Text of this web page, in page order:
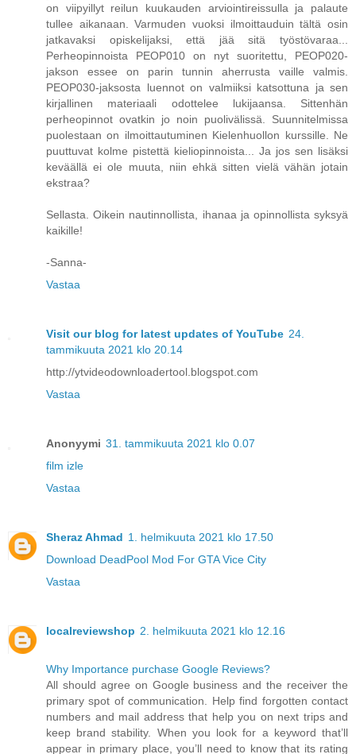
on viipyillyt reilun kuukauden arviointireissulla ja palaute
tullee aikanaan. Varmuden vuoksi ilmoittauduin tältä osin
jatkavaksi opiskelijaksi, että jää sitä työstövaraa...
Perheopinnoista PEOP010 on nyt suoritettu, PEOP020-
jakson essee on parin tunnin aherrusta vaille valmis.
PEOP030-jaksosta luennot on valmiiksi katsottuna ja sen
kirjallinen materiaali odottelee lukijaansa. Sittenhän
perheopinnot ovatkin jo noin puolivälissä. Suunnitelmissa
puolestaan on ilmoittautuminen Kielenhuollon kurssille. Ne
puuttuvat kolme pistettä kieliopinnoista... Ja jos sen lisäksi
keväällä ei ole muuta, niin ehkä sitten vielä vähän jotain
ekstraa?
Sellasta. Oikein nautinnollista, ihanaa ja opinnollista syksyä
kaikille!
-Sanna-
Vastaa
Visit our blog for latest updates of YouTube 24.
tammikuuta 2021 klo 20.14
http://ytvideodownloadertool.blogspot.com
Vastaa
Anonyymi 31. tammikuuta 2021 klo 0.07
film izle
Vastaa
Sheraz Ahmad 1. helmikuuta 2021 klo 17.50
Download DeadPool Mod For GTA Vice City
Vastaa
localreviewshop 2. helmikuuta 2021 klo 12.16
Why Importance purchase Google Reviews?
All should agree on Google business and the receiver the
primary spot of communication. Help find forgotten contact
numbers and mail address that help you on next trips and
keep brand stability. When you look for a keyword that’ll
appear in primary place, you’ll need to know that its rating